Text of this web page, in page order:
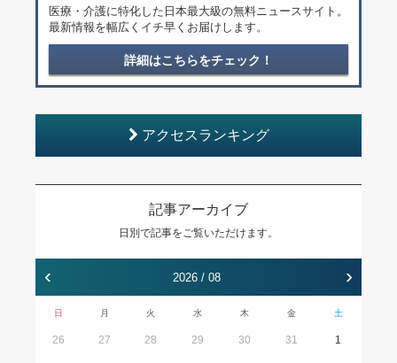
医療・介護に特化した日本最大級の無料ニュースサイト。
最新情報を幅広くイチ早くお届けします。
詳細はこちらをチェック！
アクセスランキング
記事アーカイブ
日別で記事をご覧いただけます。
‹ 2026 / 08 ›
日 月 火 水 木 金 土
26 27 28 29 30 31 1